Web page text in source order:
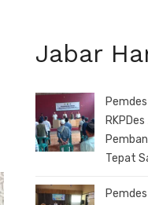
Jabar
Tepat